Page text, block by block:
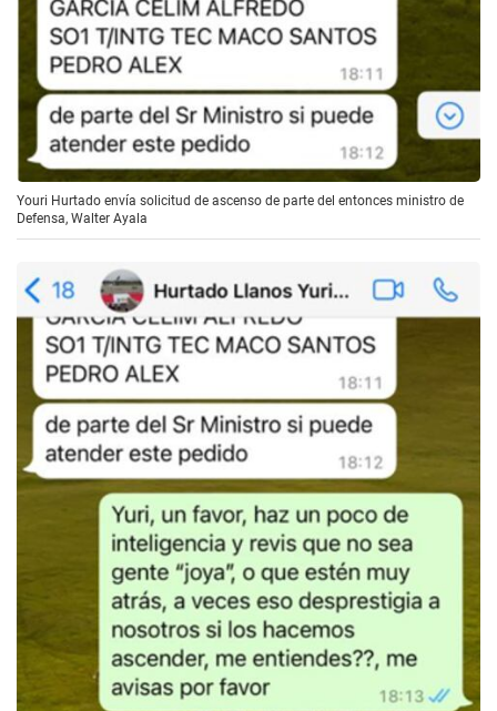
Youri Hurtado envía solicitud de ascenso de parte del entonces ministro de
Defensa, Walter Ayala